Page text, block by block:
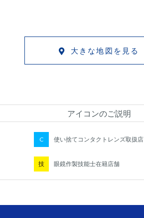
大きな地図を見る
アイコンのご説明
C 使い捨てコンタクトレンズ取扱店
技 眼鏡作製技能士在籍店舗